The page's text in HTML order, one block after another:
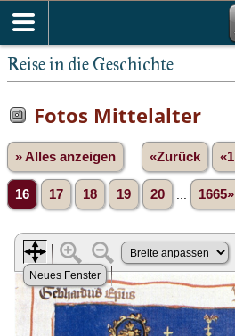
Reise in die Geschichte
Fotos Mittelalter
» Alles anzeigen «Zurück «1
16 17 18 19 20 1665»